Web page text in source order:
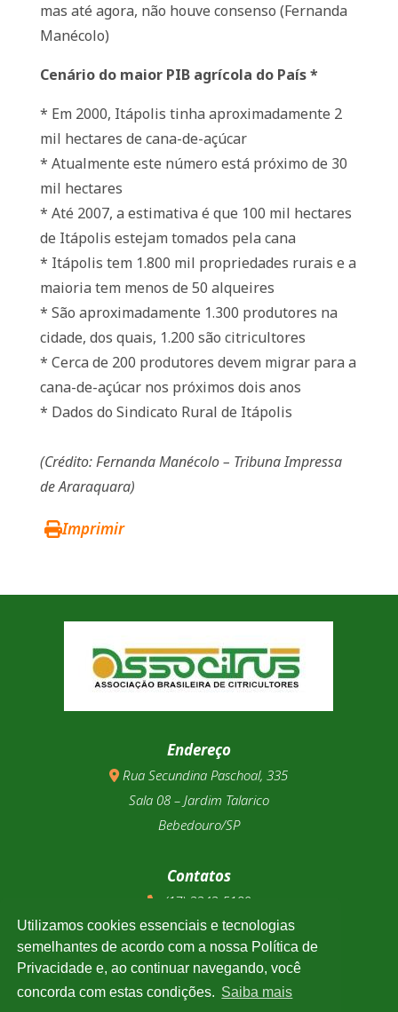
mas até agora, não houve consenso (Fernanda
Manécolo)
Cenário do maior PIB agrícola do País *
* Em 2000, Itápolis tinha aproximadamente 2
mil hectares de cana-de-açúcar
* Atualmente este número está próximo de 30
mil hectares
* Até 2007, a estimativa é que 100 mil hectares
de Itápolis estejam tomados pela cana
* Itápolis tem 1.800 mil propriedades rurais e a
maioria tem menos de 50 alqueires
* São aproximadamente 1.300 produtores na
cidade, dos quais, 1.200 são citricultores
* Cerca de 200 produtores devem migrar para a
cana-de-açúcar nos próximos dois anos
* Dados do Sindicato Rural de Itápolis
(Crédito: Fernanda Manécolo – Tribuna Impressa
de Araraquara)
Imprimir
Endereço
Rua Secundina Paschoal, 335
Sala 08 – Jardim Talarico
Bebedouro/SP
Contatos
(17) 3343-5180
(17) 99123-9831
Cotação
Clique e confira a cotação de todas as moedas.
Utilizamos cookies essenciais e tecnologias
semelhantes de acordo com a nossa Política de
Privacidade e, ao continuar navegando, você
concorda com estas condições. Saiba mais